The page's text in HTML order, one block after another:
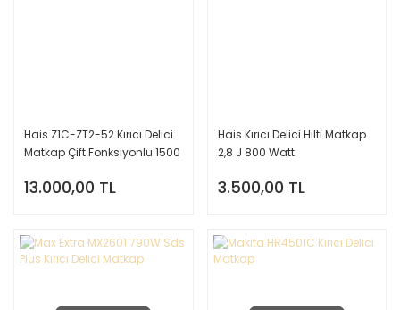
Hais Z1C-ZT2-52 Kırıcı Delici
Matkap Çift Fonksiyonlu 1500
13.000,00 TL
Hais Kırıcı Delici Hilti Matkap
2,8 J 800 Watt
3.500,00 TL